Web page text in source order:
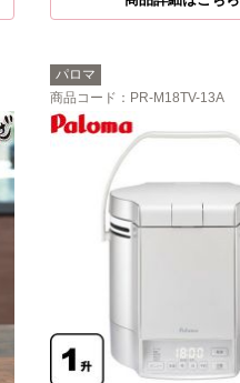
パロマ
商品コード ：PR-M18TV-13A